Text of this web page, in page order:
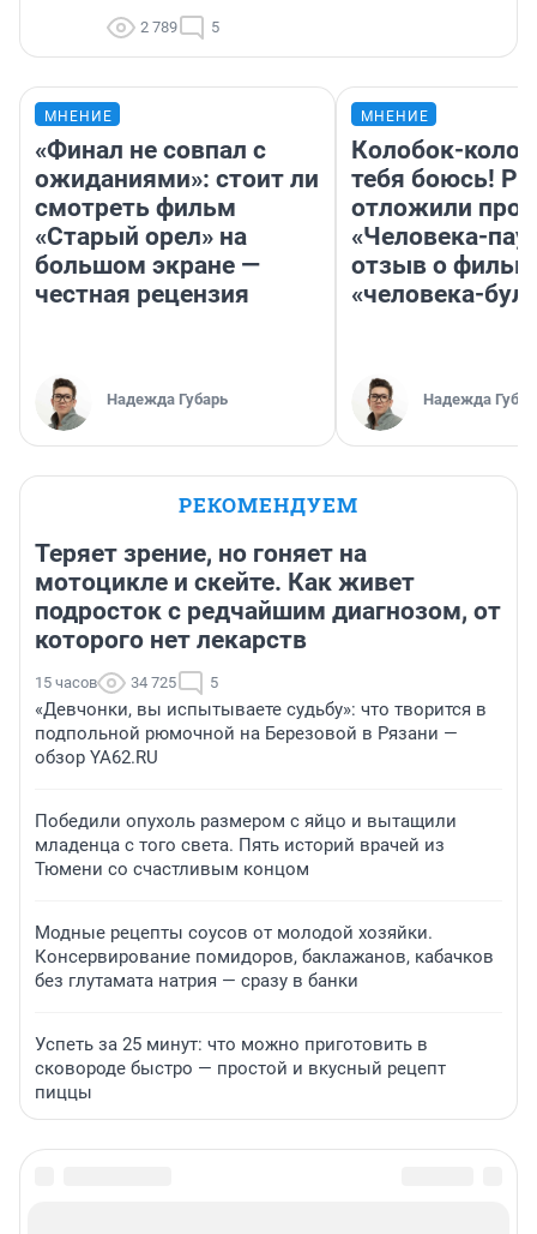
2 789 5
МНЕНИЕ
«Финал не совпал с
ожиданиями»: стоит ли
смотреть фильм
«Старый орел» на
большом экране —
честная рецензия
Надежда Губарь
МНЕНИЕ
Колобок-
тебя боюсь!
отложили
«Человека-
отзыв о
«человека-
Надежда
РЕКОМЕНДУЕМ
Теряет зрение, но гоняет на
мотоцикле и скейте. Как живет
подросток с редчайшим диагнозом, от
которого нет лекарств
15 часов 34 725 5
«Девчонки, вы испытываете судьбу»: что творится в
подпольной рюмочной на Березовой в Рязани —
обзор YA62.RU
Победили опухоль размером с яйцо и вытащили
младенца с того света. Пять историй врачей из
Тюмени со счастливым концом
Модные рецепты соусов от молодой хозяйки.
Консервирование помидоров, баклажанов, кабачков
без глутамата натрия — сразу в банки
Успеть за 25 минут: что можно приготовить в
сковороде быстро — простой и вкусный рецепт
пиццы